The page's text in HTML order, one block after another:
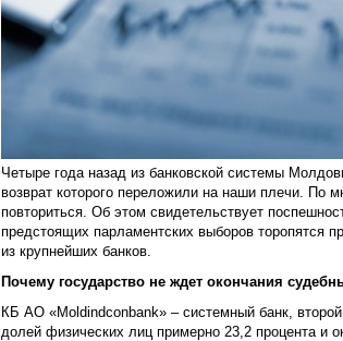
Четыре года назад из банковской системы
возврат которого переложили на наши плечи. По
повториться. Об этом свидетельствует
предстоящих парламентских выборов торопятся
из крупнейших банков.
Почему государство не ждет окончания
КБ АО «Moldindconbank» – системный банк,
долей физических лиц примерно 23,2 процента и